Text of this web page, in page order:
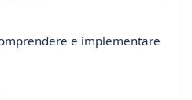
e implementare